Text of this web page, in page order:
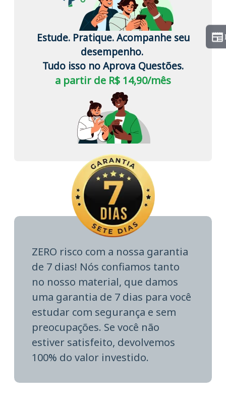
Estude. Pratique. Acompanhe seu
desempenho.
Tudo isso no Aprova Questões.
a partir de R$ 14,90/mês
ZERO risco com a nossa garantia
de 7 dias! Nós confiamos tanto
no nosso material, que damos
uma garantia de 7 dias para você
estudar com segurança e sem
preocupações. Se você não
estiver satisfeito, devolvemos
100% do valor investido.